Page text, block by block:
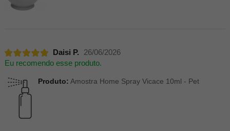
Daisi P.
26/06/2026
Eu recomendo esse produto.
Produto: Amostra Home Spray Vicace 10ml - Pet